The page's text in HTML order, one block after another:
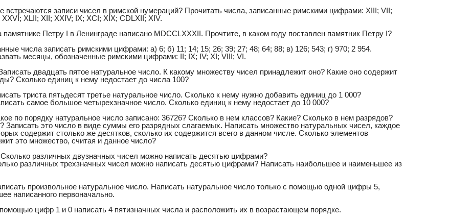
встречаются записи чисел в римской нумераций? Прочитать числа, записанные римскими цифрами: XIII; VII;
XLII; XII; XXIV; IX; XCI; XIX; CDLXII; XIV.
памятнике Петру I в Ленинграде написано MDCCLXXXII. Прочтите, в каком году поставлен памятник Петру I?
числа записать римскими цифрами: а) 6; б) 11; 14; 15; 26; 39; 27; 48; 64; 88; в) 126; 543; г) 970; 2 954.
месяцы, обозначенные римскими цифрами: II; IX; IV; XI; VIII; VI.
двадцать пятое натуральное число. К какому множеству чисел принадлежит оно? Какие оно содержит
Сколько единиц к нему недостает до числа 100?
триста пятьдесят третье натуральное число. Сколько к нему нужно добавить единиц до 1 000?
самое большое четырехзначное число. Сколько единиц к нему недостает до 10 000?
по порядку натуральное число записано: 36726? Сколько в нем классов? Какие? Сколько в нем разрядов?
Записать это число в виде суммы его разрядных слагаемых. Написать множество натуральных чисел, каждое
содержит столько же десятков, сколько их содержится всего в данном числе. Сколько элементов
это множество, считая и данное число?
различных двузначных чисел можно написать десятью цифрами?
различных трехзначных чисел можно написать десятью цифрами? Написать наибольшее и наименьшее из
произвольное натуральное число. Написать натуральное число только с помощью одной цифры 5,
написанного первоначально.
цифр 1 и 0 написать 4 пятизначных числа и расположить их в возрастающем порядке.